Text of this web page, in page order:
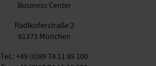
Business Center
Radlkoferstraße 2
81373 München
Tel.: +49 (0)89 74 11 85 100